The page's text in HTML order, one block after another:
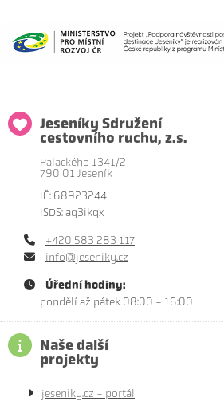
Jeseníky Sdružení
cestovního ruchu, z.s.
Palackého 1341/2
790 01 Jeseník
IČ: 68923244
ISDS: aq3ikqx
+420 583 283 117
info@jeseniky.cz
Úřední hodiny:
pondělí až pátek 08:00 - 16:00
Naše další
projekty
jeseniky.cz - portál